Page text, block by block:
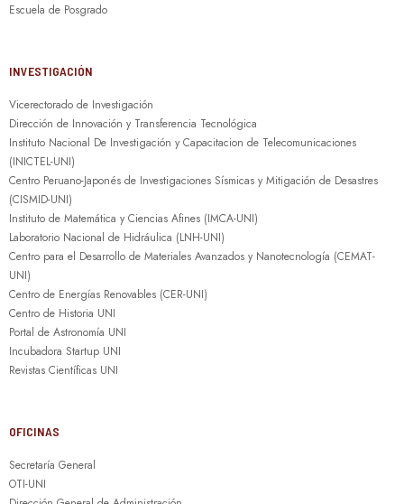
Escuela de Posgrado
INVESTIGACIÓN
Vicerectorado de Investigación
Dirección de Innovación y Transferencia Tecnológica
Instituto Nacional De Investigación y Capacitacion de Telecomunicaciones
(INICTEL-UNI)
Centro Peruano-Japonés de Investigaciones Sísmicas y Mitigación de Desastres
(CISMID-UNI)
Instituto de Matemática y Ciencias Afines (IMCA-UNI)
Laboratorio Nacional de Hidráulica (LNH-UNI)
Centro para el Desarrollo de Materiales Avanzados y Nanotecnología (CEMAT-
UNI)
Centro de Energías Renovables (CER-UNI)
Centro de Historia UNI
Portal de Astronomía UNI
Incubadora Startup UNI
Revistas Científicas UNI
OFICINAS
Secretaría General
OTI-UNI